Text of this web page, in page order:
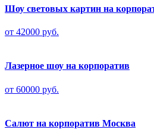
Шоу световых картин на
от 42000 руб.
Лазерное шоу на корпоратив
от 60000 руб.
Салют на корпоратив Москва